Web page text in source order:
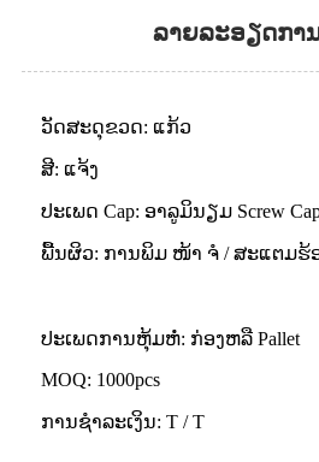
ລາຍລະອຽດກາ
ວັດສະດຸຂວດ: ແກ້ວ
ສີ: ແຈ້ງ
ປະເພດ Cap: ອາລູມິນຽມ Screw
ພື້ນຜິວ: ການພິມ ໜ້າ ຈໍ / ສະແຕມຮ້
ປະເພດການຫຸ້ມຫໍ່: ກ່ອງຫລື Pallet
MOQ: 1000pcs
ການຊໍາລະເງິນ: T / T